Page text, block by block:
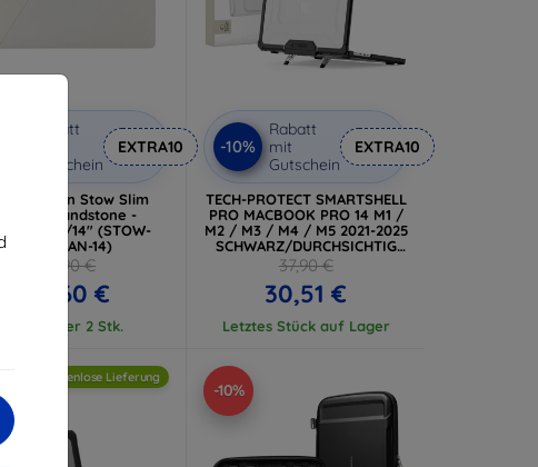
Rabatt
Gutschein
EXTRA10
Union Stow Slim
Sleeve, sandstone -
13/14" (STOW-
MBS-SAN-14)
72,90 €
65,60 €
Auf Lager 2 Stk.
-10%
Rabatt
mit
Gutschein
EXTRA10
TECH-PROTECT SMARTSHELL
PRO MACBOOK PRO 14 M1 /
M2 / M3 / M4 / M5 2021-2025
SCHWARZ/DURCHSICHTIG
(5906302335626)
37,90 €
30,51 €
Letztes Stück auf Lager
kostenlose Lieferung
-10%